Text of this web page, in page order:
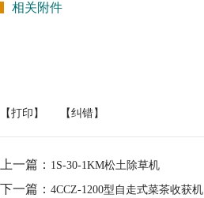
相关附件
【打印】 【纠错】
上一篇： 1S-30-1KM松土除草机
下一篇： 4CCZ-1200型自走式菜茶收获机